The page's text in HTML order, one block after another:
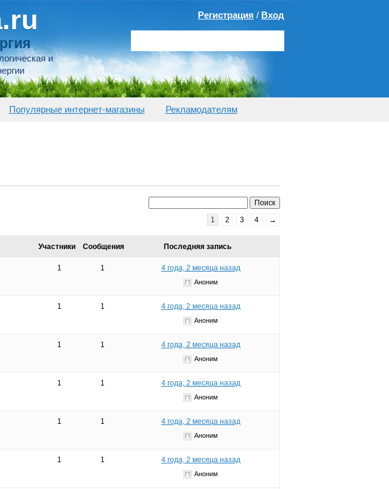
и
Регистрация / Вход
Популярные интернет-магазины Рекламодателям
1 2 3 4 →
Участники Сообщения Последняя запись
1 1 4 года, 2 месяца назад
Аноним
1 1 4 года, 2 месяца назад
Аноним
1 1 4 года, 2 месяца назад
Аноним
1 1 4 года, 2 месяца назад
Аноним
1 1 4 года, 2 месяца назад
Аноним
1 1 4 года, 2 месяца назад
Аноним